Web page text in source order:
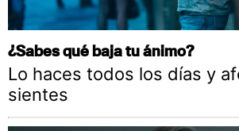
¿Sabes qué baja tu ánimo?
Lo haces todos los días y
sientes